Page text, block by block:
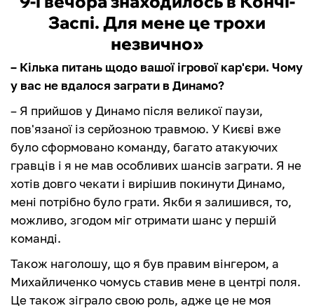
Заспі. Для мене це трохи
незвично»
– Кілька питань щодо вашої ігрової кар'єри. Чому
у вас не вдалося заграти в Динамо?
– Я прийшов у Динамо після великої паузи,
пов'язаної із серйозною травмою. У Києві вже
було сформовано команду, багато атакуючих
гравців і я не мав особливих шансів заграти. Я не
хотів довго чекати і вирішив покинути Динамо,
мені потрібно було грати. Якби я залишився, то,
можливо, згодом міг отримати шанс у першій
команді.
Також наголошу, що я був правим вінгером, а
Михайличенко чомусь ставив мене в центрі поля.
Це також зіграло свою роль, адже це не моя